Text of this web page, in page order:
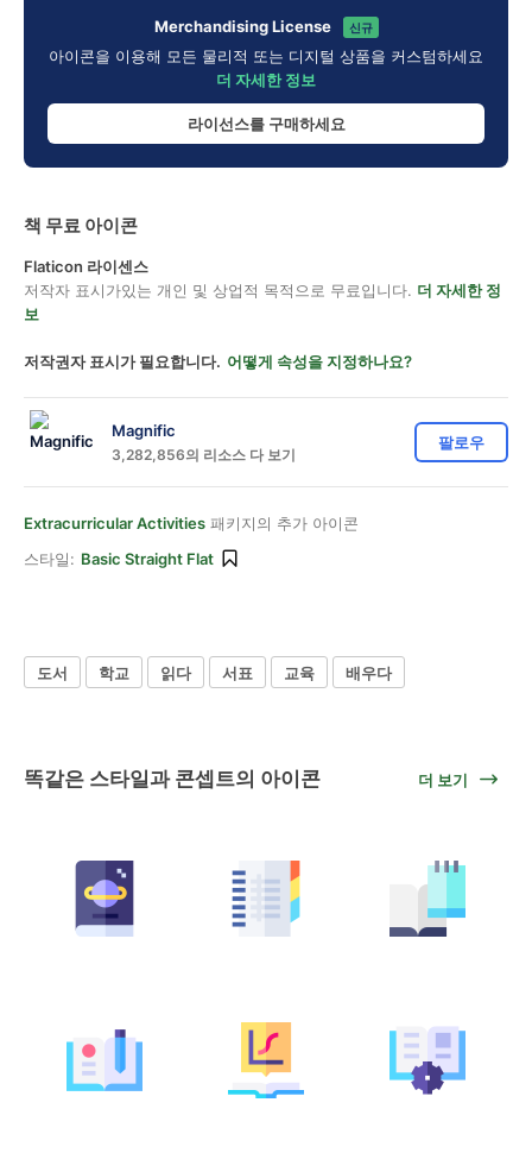
Merchandising License 신규
아이콘을 이용해 모든 물리적 또는 디지털 상품을 커스텀하세요
더 자세한 정보
라이선스를 구매하세요
책 무료 아이콘
Flaticon 라이센스
저작자 표시가있는 개인 및 상업적 목적으로 무료입니다. 더 자세한 정
보
저작권자 표시가 필요합니다. 어떻게 속성을 지정하나요?
Magnific
3,282,856의 리소스 다 보기
팔로우
Extracurricular Activities 패키지의 추가 아이콘
스타일: Basic Straight Flat
도서 학교 읽다 서표 교육 배우다
똑같은 스타일과 콘셉트의 아이콘 더 보기